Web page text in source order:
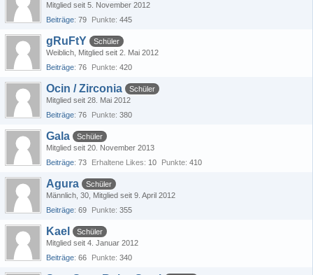
Mitglied seit 5. November 2012
Beiträge 79 Punkte 445
gRuFtY
Schüler
Weiblich Mitglied seit 2. Mai 2012
Beiträge 76 Punkte 420
Ocin / Zirconia
Schüler
Mitglied seit 28. Mai 2012
Beiträge 76 Punkte 380
Gala
Schüler
Mitglied seit 20. November 2013
Beiträge 73 Erhaltene Likes 10 Punkte 410
Agura
Schüler
Männlich 30 Mitglied seit 9. April 2012
Beiträge 69 Punkte 355
Kael
Schüler
Mitglied seit 4. Januar 2012
Beiträge 66 Punkte 340